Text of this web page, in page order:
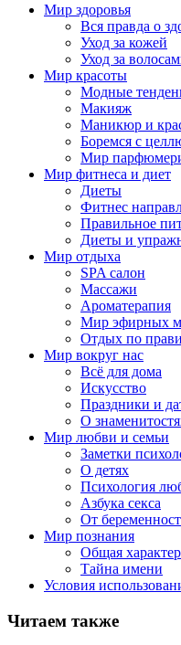
Мир здоровья
Вся правда о
Уход за кожей
Уход за
Мир красоты
Модные
Макияж
Маникюр и
Боремся с
Мир
Мир фитнеса и диет
Диеты
Фитнес
Правильное
Диеты и
Мир отдыха
SPA салон
Массажи
Ароматерапия
Мир эфирных
Отдых по
Мир вокруг нас
Всё для дома
Искусство
Праздники и
О
Мир любви и семьи
Заметки
О детях
Психология
Азбука секса
От
Мир познания
Общая
Тайна имени
Условия
Читаем также